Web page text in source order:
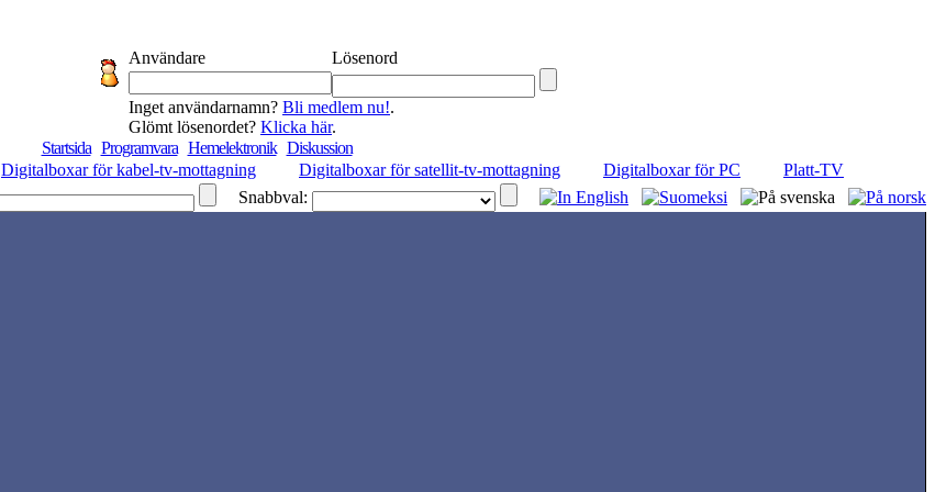
Användare
Lösenord
Inget användarnamn? Bli medlem nu!.
Glömt lösenordet? Klicka här.
Startsida Programvara Hemelektronik Diskussion
Digitalboxar för kabel-tv-mottagning Digitalboxar för satellit-tv-mottagning Digitalboxar för PC
Platt-TV
Snabbval: